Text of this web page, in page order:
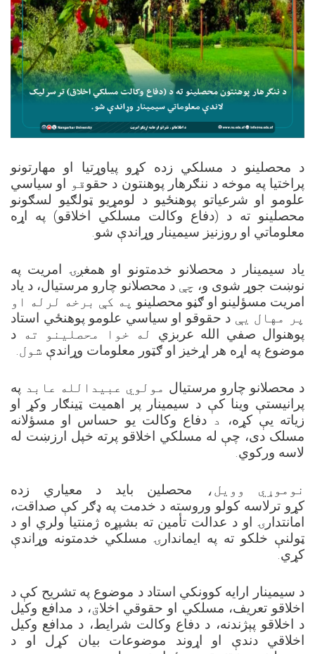
د محصلینو د مسلکي زده کړو پیاوړتیا او مهارتونو
پراختیا په موخه د ننګرهار پوهنتون د حقوقو او سیاسي
علومو او شرعیاتو پوهنځیو د لومړیو ټولګیو لسګونو
محصلینو ته د (دفاع وکالت مسلکي اخلاقو) په اړه
معلوماتي او روزنیز سيمینار وړاندې شو.
یاد سيمینار
د محصلانو خدمتونو او همغږۍ امریت په
نوښت جوړ شوی و، چې د محصلانو چارو مرستیال، د یاد
امریت مسؤلینو او ګڼو محصلینو په کې برخه لرله او
پر مهال یې د حقوقو او سیاسي علومو پوهنځي استاد
پوهنوال صفي الله عربزي له خوا محصلینو ته د
موضوع په اړه هر اړخیز او ګټور معلومات وړاندې شول.
د محصلانو چارو مرستیال مولوي عبیدالله عابد په
پرانیستې وینا کې د سيمینار پر اهمیت ټینګار وکړ او
زیاته یې کړه،
د دفاع وکالت یو حساس او مسؤلانه
مسلک دی، چې له مسلکي اخلاقو پرته خپل ارزښت له
لاسه ورکوي.
نوموړي وویل،
محصلین باید د معیاري زده
کړو ترلاسه کولو وروسته د خدمت په ډګر کې صداقت،
امانتدارۍ او د عدالت تأمین ته بشپړه ژمنتیا ولري او د
ټولنې خلکو ته په ایماندارۍ مسلکي خدمتونه وړاندې
کړي.
د سيمینار ارایه کوونکي استاد د موضوع په تشریح کې د
اخلاقو تعریف، مسلکي او حقوقي اخلاق، د مدافع وکیل
د اخلاقو پېژندنه، د دفاع وکالت شرایط، د مدافع وکیل
اخلاقي دندې او اړوند موضوعات بیان کړل او د